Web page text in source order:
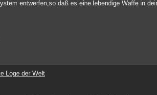
entwerfen,so daß es eine lebendige Waffe in
Loge der Welt